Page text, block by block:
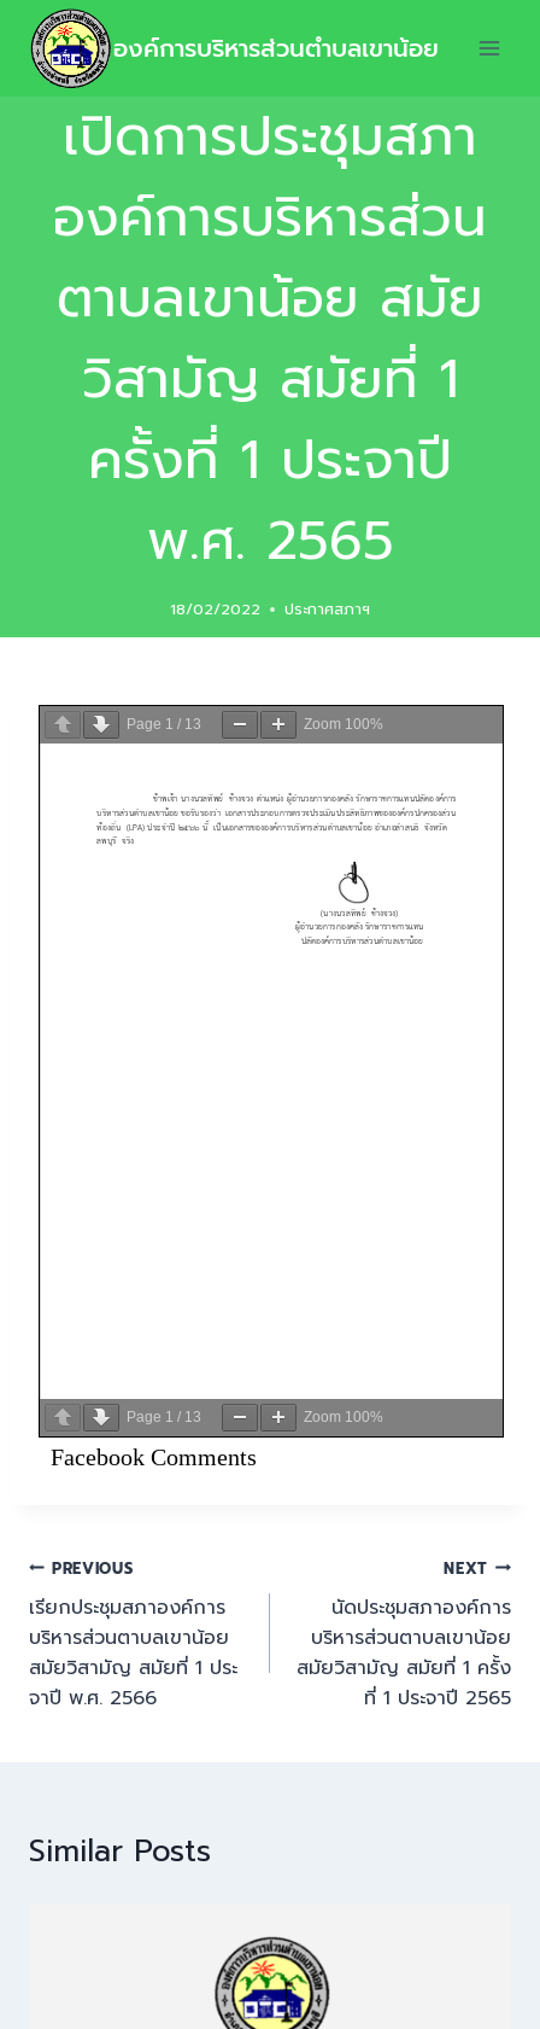
องค์การบริหารส่วนตำบลเขาน้อย
เปิดการประชุมสภา
องค์การบริหารส่วน
ตาบลเขาน้อย สมัย
วิสามัญ สมัยที่ 1
ครั้งที่ 1 ประจาปี
พ.ศ. 2565
18/02/2022 ประกาศสภาฯ
Page 1 / 13 Zoom 100%
Page 1 / 13 Zoom 100%
Facebook Comments
PREVIOUS
เรียกประชุมสภาองค์การ
บริหารส่วนตาบลเขาน้อย
สมัยวิสามัญ สมัยที่ 1 ประ
จาปี พ.ศ. 2566
NEXT
นัดประชุมสภาองค์การ
บริหารส่วนตาบลเขาน้อย
สมัยวิสามัญ สมัยที่ 1 ครั้ง
ที่ 1 ประจาปี 2565
Similar Posts